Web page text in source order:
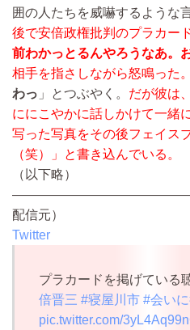
囲の人たちを威嚇するような
後で安倍政権批判のプラカー
前わかっとるんやろうなあ。
相手を指さしながら怒鳴った。
わっ 」とつぶやく。 だが彼は
ににこやかに話しかけて一緒
写った写真をその後フェイス
（笑）」と書き込んでいる。
（以下略）
配信元）
Twitter
プラカードを掲げている
倍晋三 #寝屋川市 #会い
pic.twitter.com/